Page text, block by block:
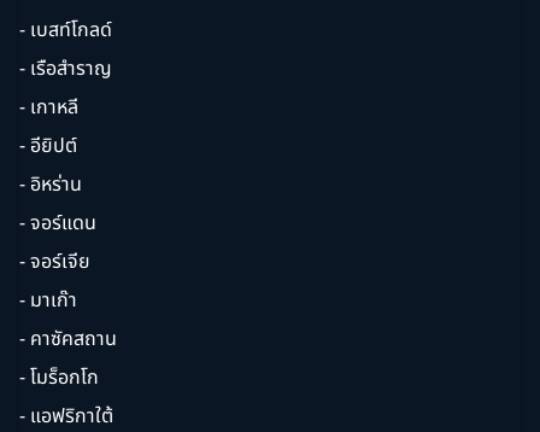
- เบสท์โกลด์
- เรือสำราญ
- เกาหลี
- อียิปต์
- อิหร่าน
- จอร์แดน
- จอร์เจีย
- มาเก๊า
- คาซัคสถาน
- โมร็อกโก
- แอฟริกาใต้